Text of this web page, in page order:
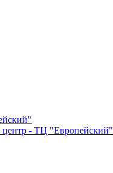
- ТЦ "Европейский"